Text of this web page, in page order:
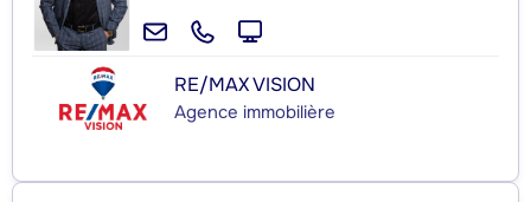
RE/MAX VISION
Agence immobilière